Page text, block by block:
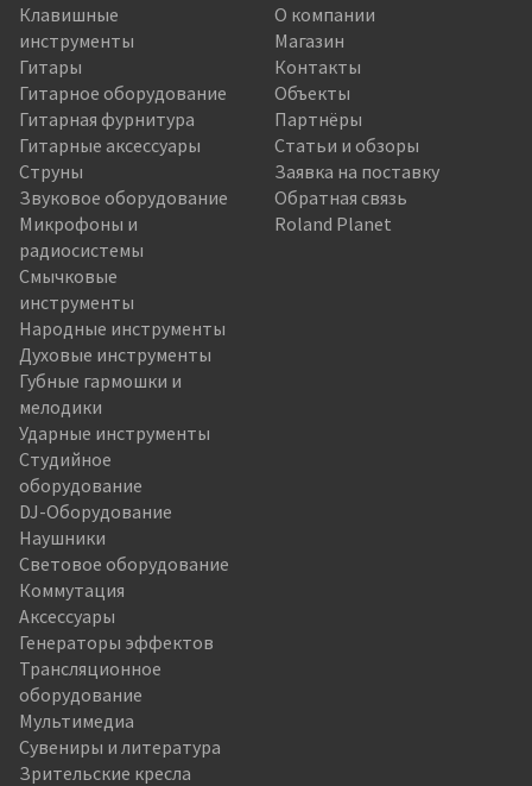
Клавишные
инструменты
Гитары
Гитарное оборудование
Гитарная фурнитура
Гитарные аксессуары
Струны
Звуковое оборудование
Микрофоны и
радиосистемы
Смычковые
инструменты
Народные инструменты
Духовые инструменты
Губные гармошки и
мелодики
Ударные инструменты
Студийное
оборудование
DJ-Оборудование
Наушники
Световое оборудование
Коммутация
Аксессуары
Генераторы эффектов
Трансляционное
оборудование
Мультимедиа
Сувениры и литература
Зрительские кресла
О компании
Магазин
Контакты
Объекты
Партнёры
Статьи и обзоры
Заявка на поставку
Обратная связь
Roland Planet